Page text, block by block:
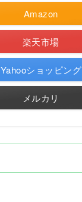
Amazon
楽天市場
Yahooショッピング
メルカリ